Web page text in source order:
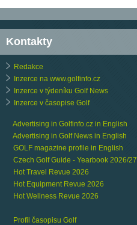
Kontakty
Redakce
Inzerce na www.golfinfo.cz
Inzerce v týdeníku Golf News
Inzerce v časopise Golf
Advertising in Golfinfo.cz in English
Advertising in Golf News in English
GOLF magazine profile in English
Czech Golf Guide - Yearbook 2026/27
Hot Travel Revue 2026
Hot Equipment Revue 2026
Hot Wellness Revue 2026
Profil časopisu Golf